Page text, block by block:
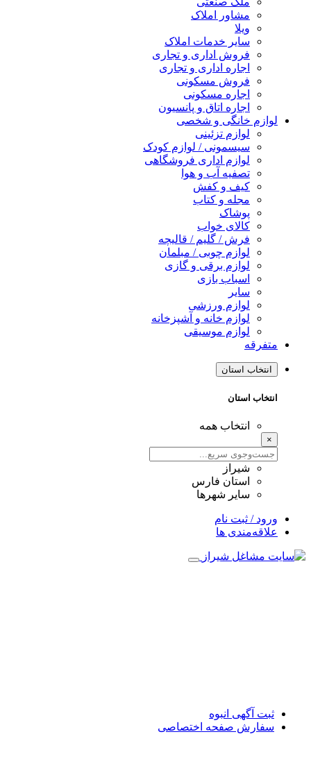
مشاور املاک
ویلا
سایر خدمات املاک
فروش اداری و تجاری
اجاره اداری و تجاری
فروش مسکونی
اجاره مسکونی
اجاره اتاق و پانسیون
لوازم خانگی و شخصی
لوازم تزئینی
سیسمونی / لوازم کودک
لوازم اداری فروشگاهی
تصفیه آب و هوا
کیف و کفش
مجله و کتاب
پوشاک
کالای خواب
فرش / گلیم / قالیچه
لوازم چوبی / مبلمان
لوازم برقی و گازی
اسباب بازی
سایر
لوازم ورزشی
لوازم خانه و آشپزخانه
لوازم موسیقی
متفرقه
انتخاب استان
انتخاب استان
انتخاب همه
×
شیراز
استان فارس
سایر شهرها
ورود / ثبت نام
علاقه‌مندی ها
ثبت آگهی انبوه
سفارش صفحه اختصاصی